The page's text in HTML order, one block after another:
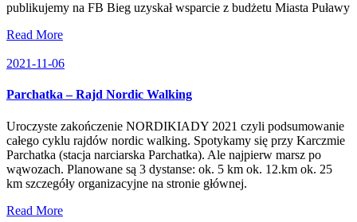
publikujemy na FB Bieg uzyskał wsparcie z budżetu Miasta Puławy
Read More
2021-11-06
Parchatka – Rajd Nordic Walking
Uroczyste zakończenie NORDIKIADY 2021 czyli podsumowanie
całego cyklu rajdów nordic walking. Spotykamy się przy Karczmie
Parchatka (stacja narciarska Parchatka). Ale najpierw marsz po
wąwozach. Planowane są 3 dystanse: ok. 5 km ok. 12.km ok. 25
km szczegóły organizacyjne na stronie głównej.
Read More